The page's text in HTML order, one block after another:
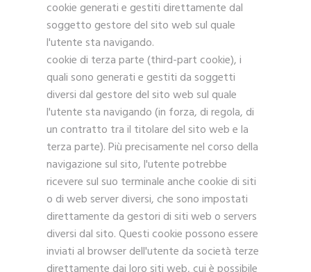
cookie generati e gestiti direttamente dal
soggetto gestore del sito web sul quale
l'utente sta navigando.
cookie di terza parte (third-part cookie), i
quali sono generati e gestiti da soggetti
diversi dal gestore del sito web sul quale
l'utente sta navigando (in forza, di regola, di
un contratto tra il titolare del sito web e la
terza parte). Più precisamente nel corso della
navigazione sul sito, l'utente potrebbe
ricevere sul suo terminale anche cookie di siti
o di web server diversi, che sono impostati
direttamente da gestori di siti web o servers
diversi dal sito. Questi cookie possono essere
inviati al browser dell'utente da società terze